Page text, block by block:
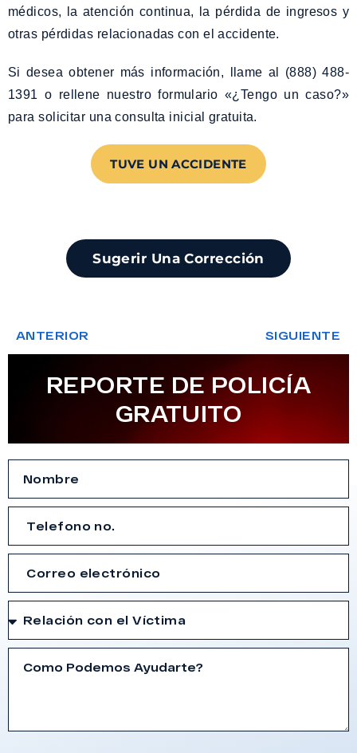
médicos, la atención continua, la pérdida de ingresos y
otras pérdidas relacionadas con el accidente.
Si desea obtener más información, llame al (888) 488-
1391 o rellene nuestro formulario «¿Tengo un caso?»
para solicitar una consulta inicial gratuita.
TUVE UN ACCIDENTE
Sugerir Una Corrección
ANTERIOR SIGUIENTE
REPORTE DE POLICÍA
GRATUITO